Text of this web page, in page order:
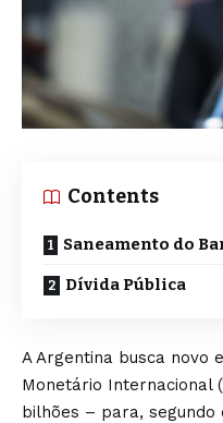
Contents
Saneamento do
Dívida Pública
A Argentina busca novo
Monetário Internacional
bilhões – para, segundo